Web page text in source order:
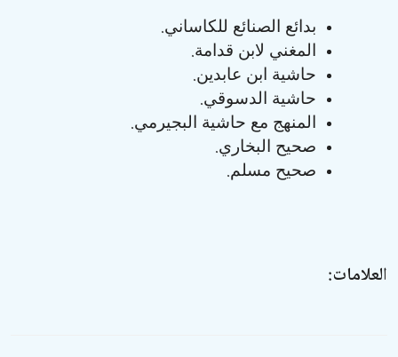
بدائع الصنائع للكاساني.
المغني لابن قدامة.
حاشية ابن عابدين.
حاشية الدسوقي.
المنهج مع حاشية البجيرمي.
صحيح البخاري.
صحيح مسلم.
العلامات: